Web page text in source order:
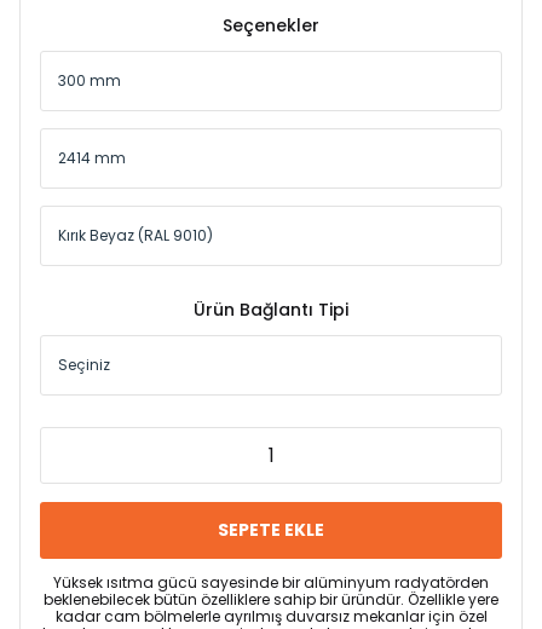
Seçenekler
Ürün Bağlantı Tipi
SEPETE EKLE
Yüksek ısıtma gücü sayesinde bir alüminyum radyatörden
beklenebilecek bütün özelliklere sahip bir üründür. Özellikle yere
kadar cam bölmelerle ayrılmış duvarsız mekanlar için özel